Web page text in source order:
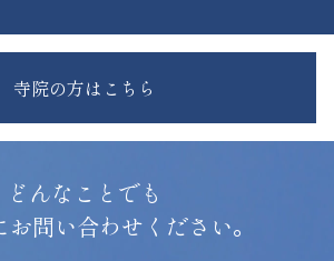
寺院の方はこちら
どんなことでも
お問い合わせください。